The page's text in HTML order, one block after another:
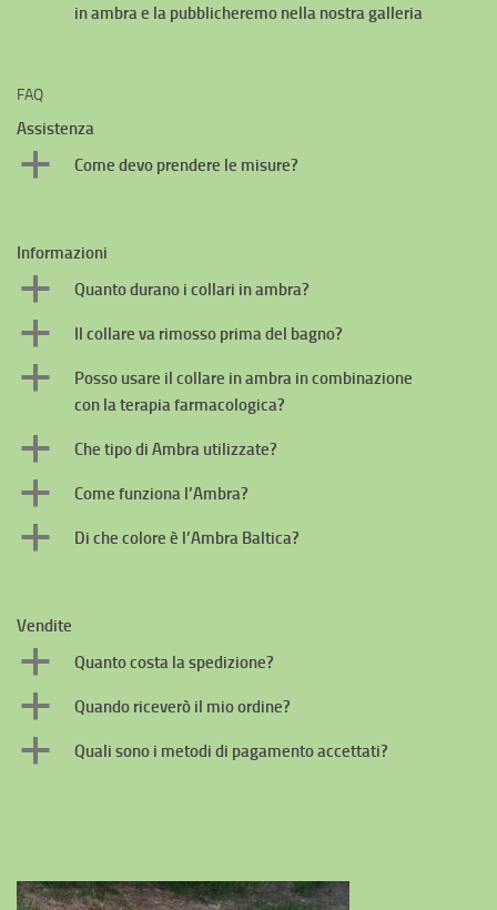
in ambra e la pubblicheremo nella nostra galleria
FAQ
Assistenza
a Come devo prendere le misure?
Informazioni
a Quanto durano i collari in ambra?
a Il collare va rimosso prima del bagno?
a
Posso usare il collare in ambra in combinazione
con la terapia farmacologica?
a Che tipo di Ambra utilizzate?
a Come funziona l’Ambra?
a Di che colore è l’Ambra Baltica?
Vendite
a Quanto costa la spedizione?
a Quando riceverò il mio ordine?
a Quali sono i metodi di pagamento accettati?